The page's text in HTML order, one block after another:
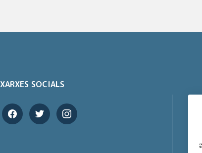
XARXES SOCIALS
facebooktwitter instagram